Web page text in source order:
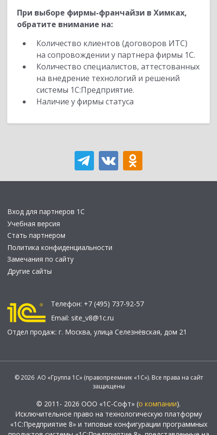
При выборе фирмы-франчайзи в Химках,
обратите внимание на:
Количество клиентов (договоров ИТС)
на сопровождении у партнера фирмы 1С.
Количество специалистов, аттестованных
на внедрение технологий и решений
системы 1С:Предприятие.
Наличие у фирмы статуса
Вход для партнеров 1С
Учебная версия
Стать партнером
Политика конфиденциальности
Замечания по сайту
Другие сайты
Телефон: +7 (495) 737-92-57
Email: site_v8@1c.ru
Отдел продаж: г. Москва, улица Селезнёвская, дом 21
© 2026 АО «Группа 1С» (правопреемник «1С»). Все права на сайт
защищены
© 2011- 2026 ООО «1С-Софт» (о компании).
Исключительное право на технологическую платформу
«1С:Предприятие 8» и типовые конфигурации программных